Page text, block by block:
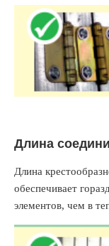
Длина
Длина
обеспечивает
элементов, чем в